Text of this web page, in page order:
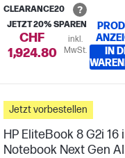
CLEARANCE20
JETZT 20% SPAREN
CHF
1,924.80
inkl.
MwSt.
IN
Jetzt vorbestellen
HP EliteBook 8 G2i 16
Notebook Next Gen